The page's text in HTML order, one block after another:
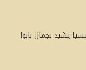
يشيد بجمال بابوا